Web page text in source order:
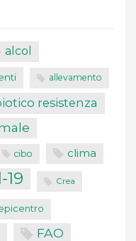
alcol
allevamento
resistenza
cibo clima
19 Crea
FAO